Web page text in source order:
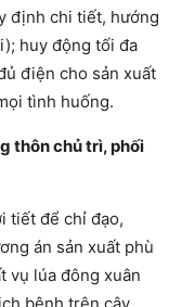
định chi tiết, hướng
huy động tối đa
điện cho sản xuất
tình huống.
thôn chủ trì, phối
tiết để chỉ đạo,
án sản xuất phù
vụ lúa đông xuân